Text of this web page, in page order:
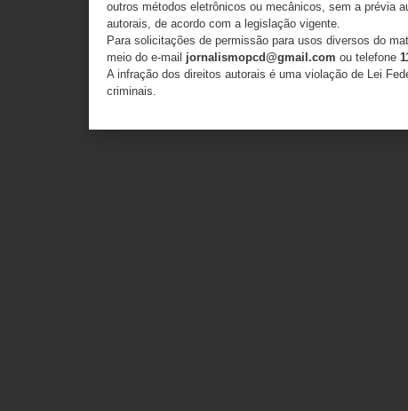
outros métodos eletrônicos ou mecânicos, sem a prévia
autorais, de acordo com a legislação vigente.
Para solicitações de permissão para usos diversos do
meio do e-mail jornalismopcd@gmail.com ou telefone
A infração dos direitos autorais é uma violação de Lei
criminais.